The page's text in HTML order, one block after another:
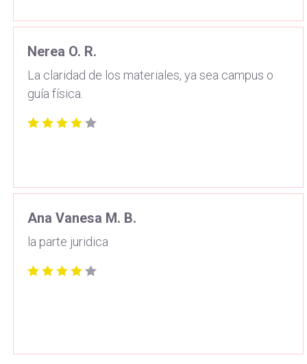
Nerea O. R.
La claridad de los materiales, ya sea campus o
guía física.
Ana Vanesa M. B.
la parte juridica